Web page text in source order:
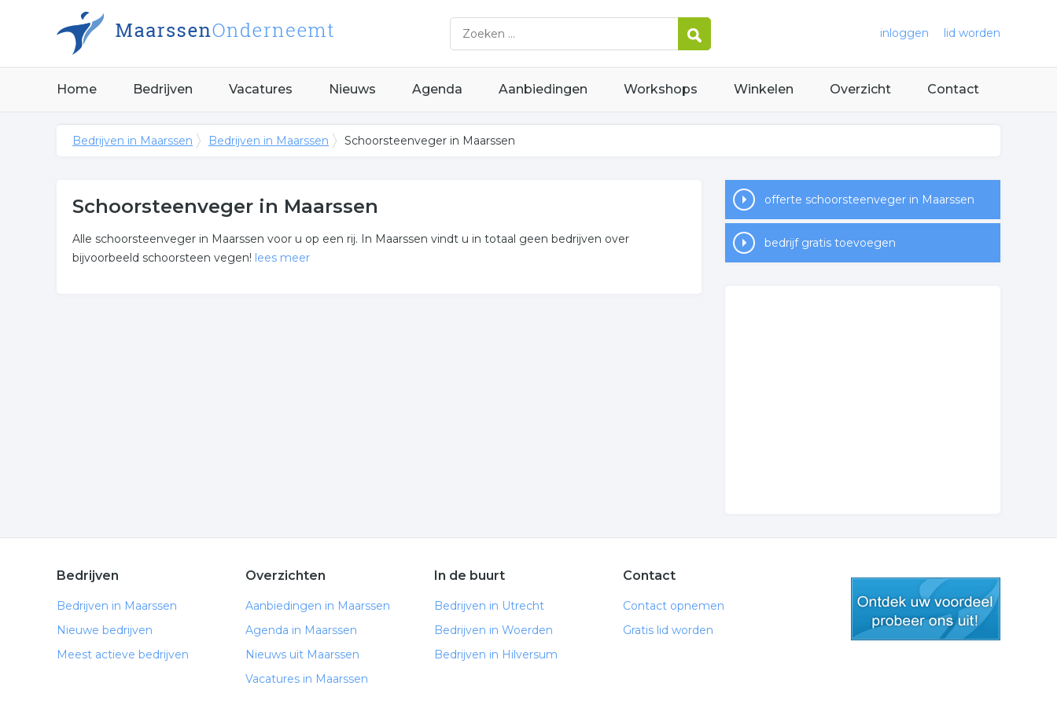
inloggen lid worden
Home Bedrijven Vacatures Nieuws Agenda Aanbiedingen Workshops Winkelen Overzicht Contact
Bedrijven in Maarssen Bedrijven in Maarssen Schoorsteenveger in Maarssen
Schoorsteenveger in Maarssen
Alle schoorsteenveger in Maarssen voor u op een rij. In Maarssen vindt u in totaal geen bedrijven over
bijvoorbeeld schoorsteen vegen! lees meer
offerte schoorsteenveger in Maarssen
bedrijf gratis toevoegen
Bedrijven
Bedrijven in Maarssen
Nieuwe bedrijven
Meest actieve bedrijven
Overzichten
Aanbiedingen in Maarssen
Agenda in Maarssen
Nieuws uit Maarssen
Vacatures in Maarssen
In de buurt
Bedrijven in Utrecht
Bedrijven in Woerden
Bedrijven in Hilversum
Contact
Contact opnemen
Gratis lid worden